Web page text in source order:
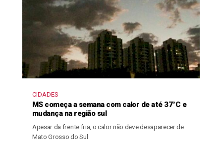
CIDADES
MS começa a semana com calor de até 37°C e
mudança na região sul
Apesar da frente fria, o calor não deve desaparecer de
Mato Grosso do Sul